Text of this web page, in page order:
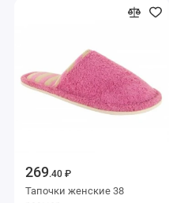
269.40 ₽
Тапочки женские 38